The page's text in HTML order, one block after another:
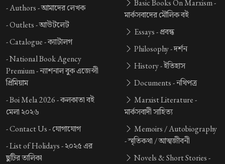
-Authors -আমাদের লেখক
-Outlets -আউটলেট
-Catalogue -ক্যাটালগ
-National Book Agency
Premium -ন্যাশনাল বুক এজেন্সী
প্রিমিয়াম
-Boi Mela 2026 -কলকাতা বই
মেলা ২০২৬
-Contact Us -যোগাযোগ
-List of Holidays -২০২৫ এর
ছুটির তালিকা
Basic Books On Marxism -
মার্কসবাদের মৌলিক বই
Essays -প্রবন্ধ
Philosophy -দর্শন
History -ইতিহাস
Documents -নথিপত্র
Marxist Literature -
মার্কসবাদী সাহিত্য
Memoirs / Autobiography
-স্মৃতিকথা / আত্মজীবনী
Novels & Short Stories -